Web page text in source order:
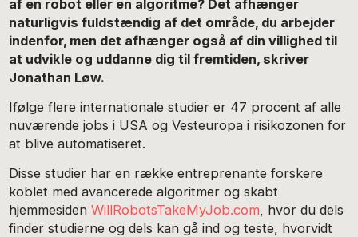
af en robot eller en algoritme? Det afhænger
naturligvis fuldstændig af det område, du arbejder
indenfor, men det afhænger også af din villighed til
at udvikle og uddanne dig til fremtiden, skriver
Jonathan Løw.
Ifølge flere internationale studier er 47 procent af alle
nuværende jobs i USA og Vesteuropa i risikozonen for
at blive automatiseret.
Disse studier har en række entreprenante forskere
koblet med avancerede algoritmer og skabt
hjemmesidenWillRobotsTakeMyJob.com , hvor du dels
finder studierne og dels kan gå ind og teste, hvorvidt